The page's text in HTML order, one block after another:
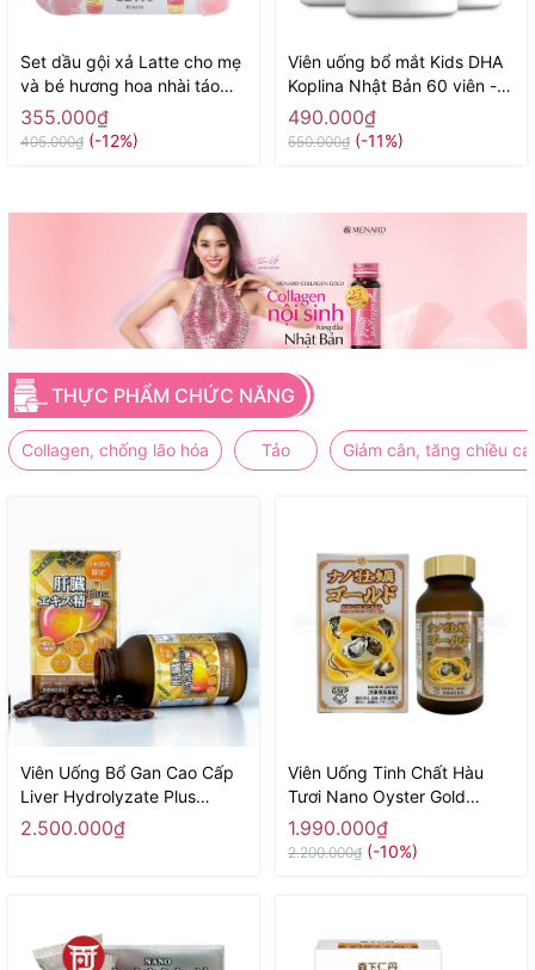
Set dầu gội xả Latte cho mẹ
và bé hương hoa nhài táo
400ml x 2 - Hàng Nhật nội
địa
355.000₫
405.000₫ (-12%)
Viên uống bổ mắt Kids DHA
Koplina Nhật Bản 60 viên -
Hàng Nhật nội địa
490.000₫
550.000₫ (-11%)
THỰC PHẨM CHỨC NĂNG
Collagen, chống lão hóa Tảo Giảm cân, tăng chiều
Viên Uống Bổ Gan Cao Cấp
Liver Hydrolyzate Plus
NICHIEI BUSSAN 180 Viên -
Hàng Nhật chính hãng
2.500.000₫
Viên Uống Tinh Chất Hàu
Tươi Nano Oyster Gold
NICHIEI BUSSAN 120 Viên -
Hàng Nhật chính hãng
1.990.000₫
2.200.000₫ (-10%)